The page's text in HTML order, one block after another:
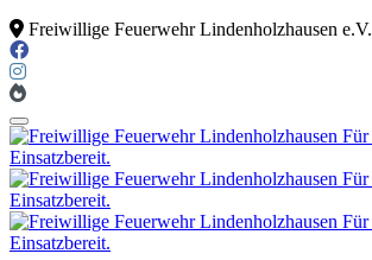
Freiwillige Feuerwehr Lindenholzhausen e.V.